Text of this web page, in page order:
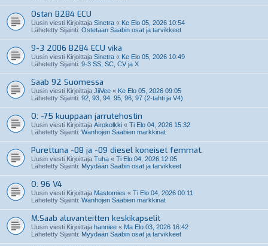
Ostan B284 ECU
Uusin viesti Kirjoittaja Sinetra « Ke Elo 05, 2026 10:54
Lähetetty Sijainti: Ostetaan Saabin osat ja tarvikkeet
9-3 2006 B284 ECU vika
Uusin viesti Kirjoittaja Sinetra « Ke Elo 05, 2026 10:49
Lähetetty Sijainti: 9-3 SS, SC, CV ja X
Saab 92 Suomessa
Uusin viesti Kirjoittaja JiiVee « Ke Elo 05, 2026 09:05
Lähetetty Sijainti: 92, 93, 94, 95, 96, 97 (2-tahti ja V4)
O: -75 kuuppaan jarrutehostin
Uusin viesti Kirjoittaja Airokolkki « Ti Elo 04, 2026 15:32
Lähetetty Sijainti: Wanhojen Saabien markkinat
Purettuna -08 ja -09 diesel koneiset femmat.
Uusin viesti Kirjoittaja Tuha « Ti Elo 04, 2026 12:05
Lähetetty Sijainti: Myydään Saabin osat ja tarvikkeet
O: 96 V4
Uusin viesti Kirjoittaja Mastomies « Ti Elo 04, 2026 00:11
Lähetetty Sijainti: Wanhojen Saabien markkinat
M:Saab aluvanteitten keskikapselit
Uusin viesti Kirjoittaja hanniee « Ma Elo 03, 2026 16:42
Lähetetty Sijainti: Myydään Saabin osat ja tarvikkeet